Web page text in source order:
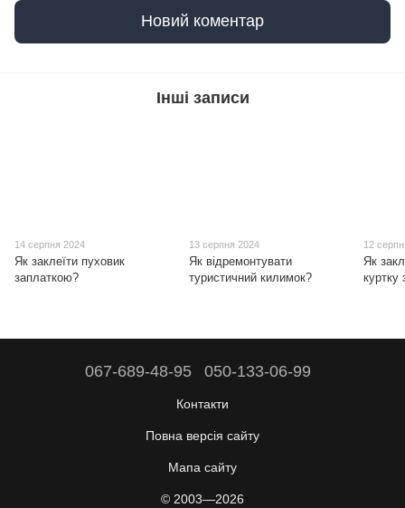
Новий коментар
Інші записи
14 серпня 2024
Як заклеїти пуховик
заплаткою?
13 серпня 2024
Як відремонтувати
туристичний килимок?
12
Як
куртку
067-689-48-95 050-133-06-99
Контакти
Повна версія сайту
Мапа сайту
© 2003—2026